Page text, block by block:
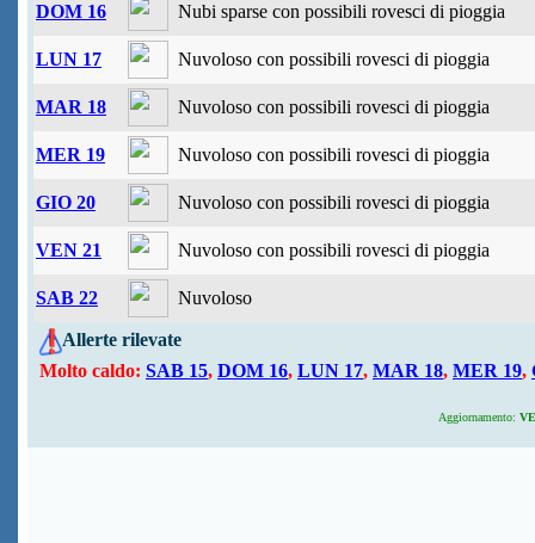
DOM 16 Nubi sparse con possibili rovesci di pioggia
LUN 17 Nuvoloso con possibili rovesci di pioggia
MAR 18 Nuvoloso con possibili rovesci di pioggia
MER 19 Nuvoloso con possibili rovesci di pioggia
GIO 20 Nuvoloso con possibili rovesci di pioggia
VEN 21 Nuvoloso con possibili rovesci di pioggia
SAB 22 Nuvoloso
Allerte rilevate
Molto caldo: SAB 15, DOM 16, LUN 17, MAR 18, MER 19,
Aggiornamento: